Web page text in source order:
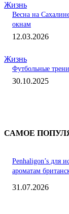
Жизнь
Весна на
окнам
12.03.2026
Жизнь
Футбольные
30.10.2025
САМОЕ
Penhaligon’s для
ароматам
31.07.2026